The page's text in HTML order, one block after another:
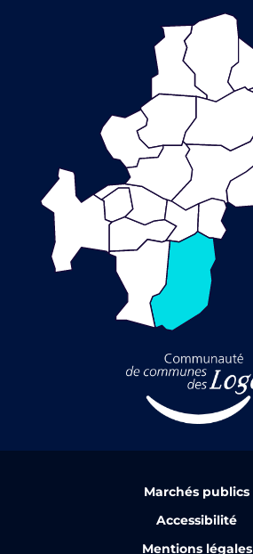
Marchés publics
Accessibilité
Mentions légales